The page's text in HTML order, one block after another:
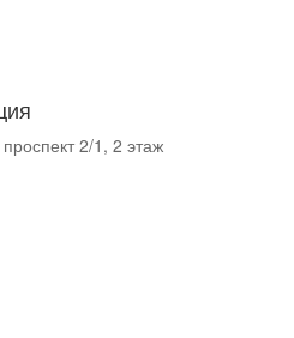
2/1, 2 этаж